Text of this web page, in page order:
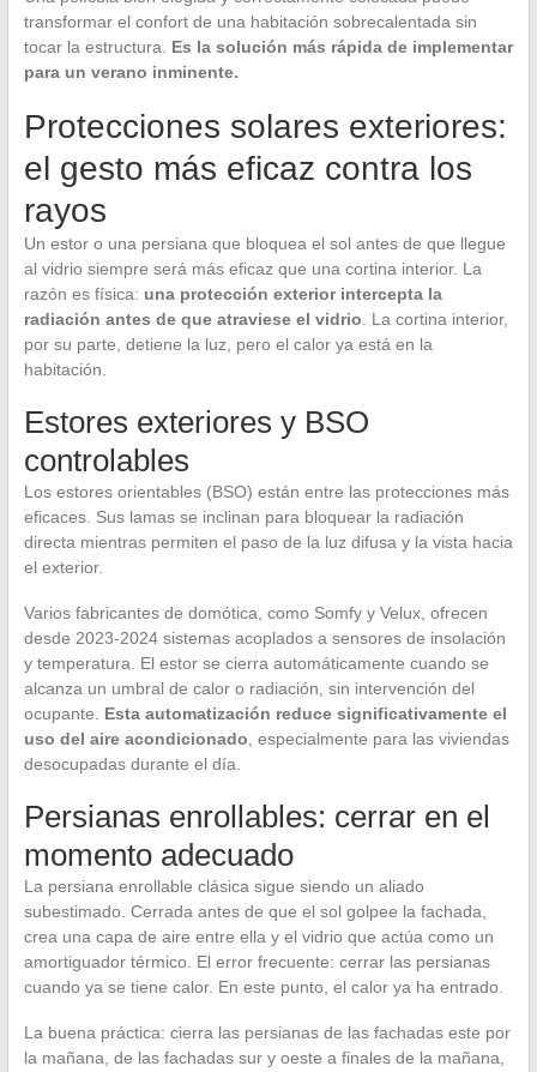
transformar el confort de una habitación sobrecalentada sin
tocar la estructura. Es la solución más rápida de implementar
para un verano inminente.
Protecciones solares exteriores:
el gesto más eficaz contra los
rayos
Un estor o una persiana que bloquea el sol antes de que llegue
al vidrio siempre será más eficaz que una cortina interior. La
razón es física: una protección exterior intercepta la
radiación antes de que atraviese el vidrio . La cortina interior,
por su parte, detiene la luz, pero el calor ya está en la
habitación.
Estores exteriores y BSO
controlables
Los estores orientables (BSO) están entre las protecciones más
eficaces. Sus lamas se inclinan para bloquear la radiación
directa mientras permiten el paso de la luz difusa y la vista hacia
el exterior.
Varios fabricantes de domótica, como Somfy y Velux, ofrecen
desde 2023-2024 sistemas acoplados a sensores de insolación
y temperatura. El estor se cierra automáticamente cuando se
alcanza un umbral de calor o radiación, sin intervención del
ocupante. Esta automatización reduce significativamente el
uso del aire acondicionado , especialmente para las viviendas
desocupadas durante el día.
Persianas enrollables: cerrar en el
momento adecuado
La persiana enrollable clásica sigue siendo un aliado
subestimado. Cerrada antes de que el sol golpee la fachada,
crea una capa de aire entre ella y el vidrio que actúa como un
amortiguador térmico. El error frecuente: cerrar las persianas
cuando ya se tiene calor. En este punto, el calor ya ha entrado.
La buena práctica: cierra las persianas de las fachadas este por
la mañana, de las fachadas sur y oeste a finales de la mañana,